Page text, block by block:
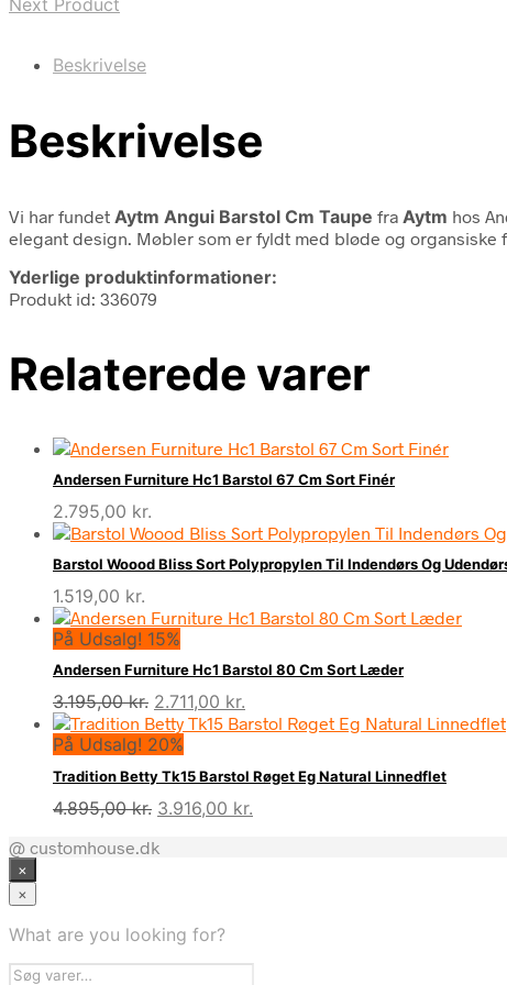
Beskrivelse
Beskrivelse
Vi har fundet Aytm Angui Barstol Cm Taupe fra Aytm hos
elegant design. Møbler som er fyldt med bløde og
Yderlige produktinformationer:
Produkt id: 336079
Relaterede varer
Andersen Furniture Hc1 Barstol 67 Cm Sort Finér
2.795,00 kr.
Barstol Woood Bliss Sort Polypropylen Til Indendørs Og
1.519,00 kr.
På Udsalg! 15%
Andersen Furniture Hc1 Barstol 80 Cm Sort Læder
3.195,00kr. Den
oprindelige
pris
var:
3.195,00 kr..
2.711,00 kr.
aktuelle
er:
2.711,00 kr..
På Udsalg! 20%
Tradition Betty Tk15 Barstol Røget Eg Natural Linnedflet
4.895,00kr. Den
pris
3.916,00 kr.
@ customhouse.dk
×
×
What are you looking for?